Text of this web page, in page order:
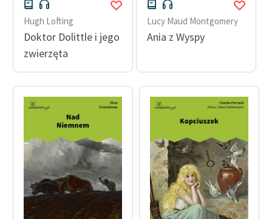
Hugh Lofting
Doktor Dolittle i jego
zwierzęta
Lucy Maud Montgomery
Ania z Wyspy